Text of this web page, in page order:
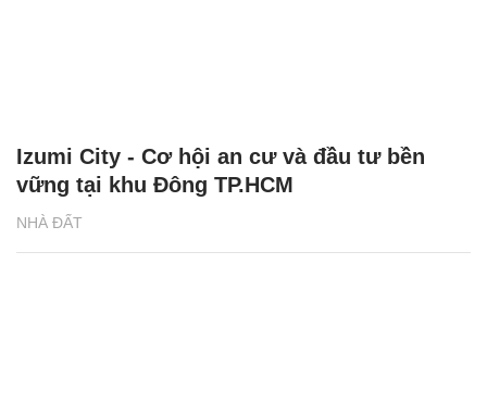
NHÀ ĐẤT
Izumi City - Cơ hội an cư và đầu tư bền
vững tại khu Đông TP.HCM